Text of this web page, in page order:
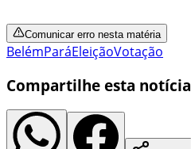
Comunicar erro nesta matéria
BelémParáEleiçãoVotação
Compartilhe esta notícia